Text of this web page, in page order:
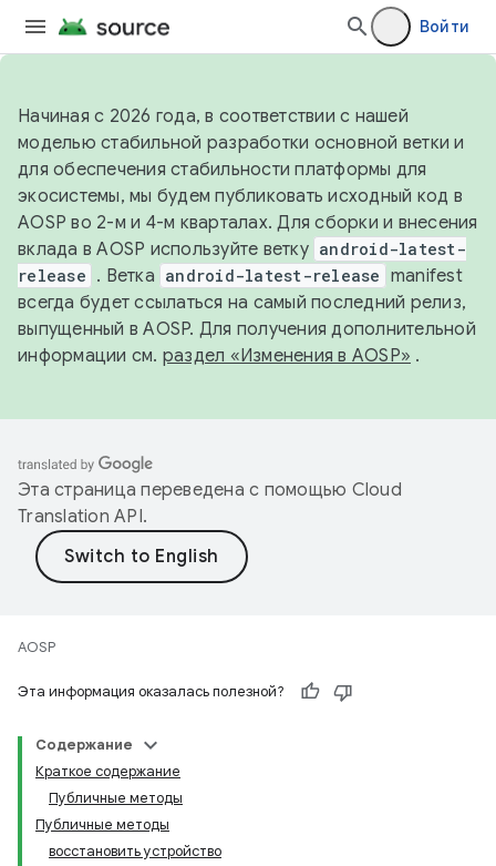
Войти
Начиная с 2026 года, в соответствии с нашей
моделью стабильной разработки основной ветки и
для обеспечения стабильности платформы для
экосистемы, мы будем публиковать исходный код в
AOSP во 2-м и 4-м кварталах. Для сборки и внесения
вклада в AOSP используйте ветку android-latest-
release . Ветка android-latest-release manifest
всегда будет ссылаться на самый последний релиз,
выпущенный в AOSP. Для получения дополнительной
информации см. раздел «Изменения в AOSP» .
Эта страница переведена с помощью Cloud
Translation API.
AOSP
Эта информация оказалась полезной?
Содержание
Краткое содержание
Публичные методы
Публичные методы
восстановить устройство